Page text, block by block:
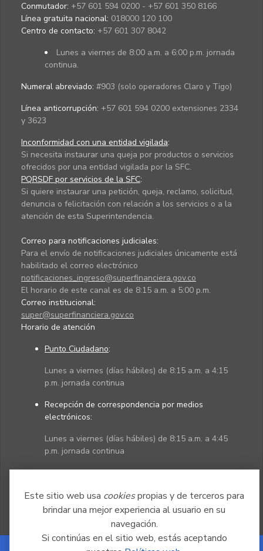
Este sitio web usa cookiespropias y de terceros para
brindar una mejor experiencia al usuario en su
navegación.
Si continúas en el sitio web, estás aceptando
Conmutador: +57 601 594 0200 - +57 601 350 8166
Línea gratuita nacional: 018000 120 100
Centro de contacto: +57 601 307 8042
Lunes a viernes de 8:00 a.m. a 6:00 p.m. jornada
continua.
Numeral abreviado: #903 (solo operadores Claro y Tigo)
Línea anticorrupción: +57 601 594 0200 extensiones 2334
y 3623
Inconformidad con una entidad vigilada:
Si necesita instaurar una queja por productos o servicios
ofrecidos por una entidad vigilada por la SFC.
PQRSDF por servicios de la SFC:
Si quiere instaurar una petición, queja, reclamo, solicitud,
denuncia o felicitación con relación a los servicios o a la
atención de esta Superintendencia.
Correo para notificaciones judiciales:
Para el envío de notificaciones judiciales únicamente está
habilitado el correo electrónico
notificaciones_ingreso@superfinanciera.gov.co
El horario de este canal es de 8:15 a.m. a 5:00 p.m.
Correo institucional:
super@superfinanciera.gov.co
Horario de atención
Punto Ciudadano:
Lunes a viernes (días hábiles) de 8:15 a.m. a 4:15
p.m. jornada continua
Recepción de correspondencia por medios
electrónicos:
Lunes a viernes (días hábiles) de 8:15 a.m. a 4:45
p.m. jornada continua